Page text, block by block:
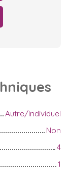
Autre/Individuel
Non
4
1